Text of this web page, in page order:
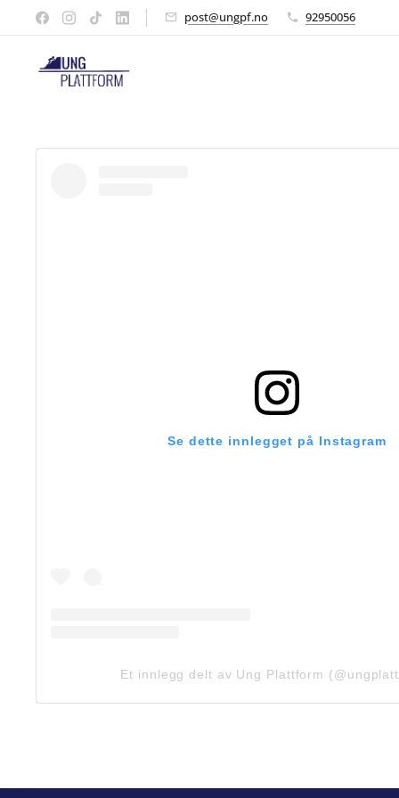
post@ungpf.no 92950056
Se dette innlegget på Instagram
Et innlegg delt av Ung Plattform